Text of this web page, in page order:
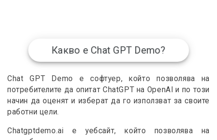
Какво е Chat GPT Demo?
Chat GPT Demo е софтуер, който позволява на
потребителите да опитат ChatGPT на OpenAI и по този
начин да оценят и изберат да го използват за своите
работни цели.
Chatgptdemo.ai е уебсайт, който позволява на